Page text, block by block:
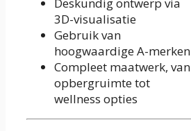
Deskundig ontwerp via
3D-visualisatie
Gebruik van
hoogwaardige A-merken
Compleet maatwerk, van
opbergruimte tot
wellness opties